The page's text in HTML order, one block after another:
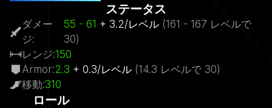
ステータス
ダメー
ジ:
55 - 61 + 3.2/レベル (161 - 167 レベルで
30)
レンジ:150
Armor:2.3 + 0.3/レベル (14.3 レベルで 30)
移動:310
ロール